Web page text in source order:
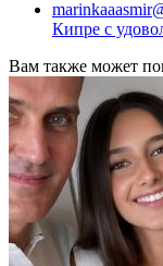
Кипре с
Вам также может